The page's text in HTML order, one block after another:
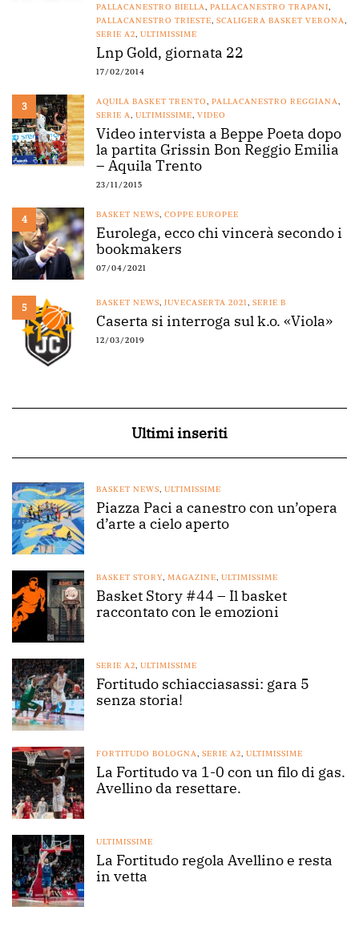
PALLACANESTRO BIELLA, PALLACANESTRO TRAPANI,
PALLACANESTRO TRIESTE, SCALIGERA BASKET VERONA,
SERIE A2, ULTIMISSIME
Lnp Gold, giornata 22
17/02/2014
3 AQUILA BASKET TRENTO, PALLACANESTRO REGGIANA,
SERIE A, ULTIMISSIME, VIDEO
Video intervista a Beppe Poeta dopo
la partita Grissin Bon Reggio Emilia
– Aquila Trento
23/11/2015
4 BASKET NEWS, COPPE EUROPEE
Eurolega, ecco chi vincerà secondo i
bookmakers
07/04/2021
5 BASKET NEWS, JUVECASERTA 2021, SERIE B
Caserta si interroga sul k.o. «Viola»
12/03/2019
Ultimi inseriti
BASKET NEWS, ULTIMISSIME
Piazza Paci a canestro con un’opera
d’arte a cielo aperto
BASKET STORY, MAGAZINE, ULTIMISSIME
Basket Story #44 – Il basket
raccontato con le emozioni
SERIE A2, ULTIMISSIME
Fortitudo schiacciasassi: gara 5
senza storia!
FORTITUDO BOLOGNA, SERIE A2, ULTIMISSIME
La Fortitudo va 1-0 con un filo di gas.
Avellino da resettare.
ULTIMISSIME
La Fortitudo regola Avellino e resta
in vetta